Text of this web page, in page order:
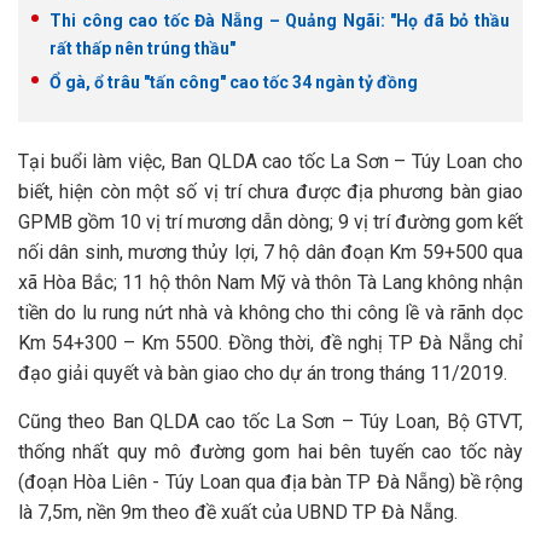
Thi công cao tốc Đà Nẵng – Quảng Ngãi: "Họ đã bỏ thầu
rất thấp nên trúng thầu"
Ổ gà, ổ trâu "tấn công" cao tốc 34 ngàn tỷ đồng
Tại buổi làm việc, Ban QLDA cao tốc La Sơn – Túy Loan cho
biết, hiện còn một số vị trí chưa được địa phương bàn giao
GPMB gồm 10 vị trí mương dẫn dòng; 9 vị trí đường gom kết
nối dân sinh, mương thủy lợi, 7 hộ dân đoạn Km 59+500 qua
xã Hòa Bắc; 11 hộ thôn Nam Mỹ và thôn Tà Lang không nhận
tiền do lu rung nứt nhà và không cho thi công lề và rãnh dọc
Km 54+300 – Km 5500. Đồng thời, đề nghị TP Đà Nẵng chỉ
đạo giải quyết và bàn giao cho dự án trong tháng 11/2019.
Cũng theo Ban QLDA cao tốc La Sơn – Túy Loan, Bộ GTVT,
thống nhất quy mô đường gom hai bên tuyến cao tốc này
(đoạn Hòa Liên - Túy Loan qua địa bàn TP Đà Nẵng) bề rộng
là 7,5m, nền 9m theo đề xuất của UBND TP Đà Nẵng.